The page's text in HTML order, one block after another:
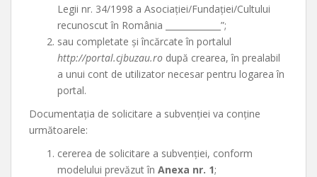
Legii nr. 34/1998 a Asociației/Fundației/Cultului
recunoscut în România _____________”;
sau completate și încărcate în portalul
http://portal.cjbuzau.ro după crearea, în prealabil
a unui cont de utilizator necesar pentru logarea în
portal.
Documentaţia de solicitare a subvenţiei va conţine
următoarele:
cererea de solicitare a subvenţiei, conform
modelului prevăzut în Anexa nr. 1;